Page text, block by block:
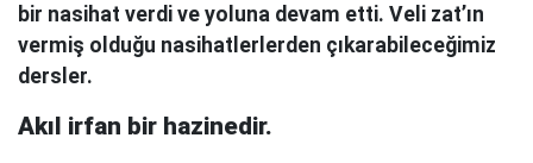
bir nasihat verdi ve yoluna devam etti. Veli zat’ın
vermiş olduğu nasihatlerlerden çıkarabileceğimiz
dersler.
Akıl irfan bir hazinedir.